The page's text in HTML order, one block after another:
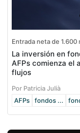
Entrada neta de 1.600
La inversión en
AFPs comienza el
flujos
Por Patricia Julià
AFPs
fondos ...